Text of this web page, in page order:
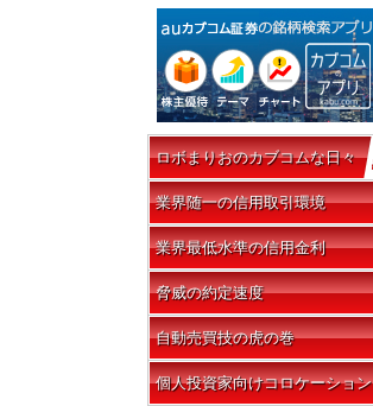
ロボまりおのカブコムな日々
業界随一の信用取引環境
業界最低水準の信用金利
脅威の約定速度
自動売買技の虎の巻
個人投資家向けコロケーション